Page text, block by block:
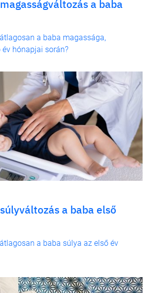
a baba
a baba magassága,
hónapjai során?
a baba első
a baba súlya az első év